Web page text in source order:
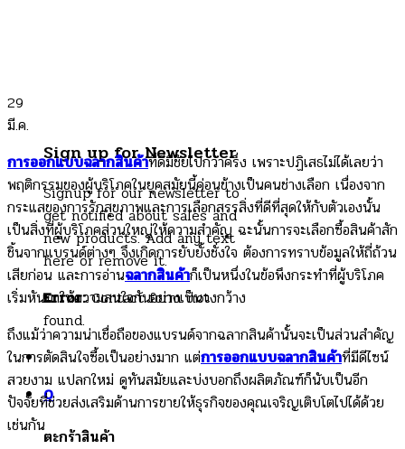
Sign up for Newsletter
Signup for our newsletter to
get notified about sales and
new products. Add any text
here or remove it.
Error:Contact form not
found.
0
ตะกร้าสินค้า
29
มี.ค.
การออกแบบฉลากสินค้าที่ดีมีชัยไปกว่าครึ่ง เพราะปฏิเสธไม่ได้เลยว่า
พฤติกรรมของผู้บริโภคในยุคสมัยนี้ค่อนข้างเป็นคนช่างเลือก เนื่องจาก
กระแสของการรักสุขภาพและการเลือกสรรสิ่งที่ดีที่สุดให้กับตัวเองนั้น
เป็นสิ่งที่ผู้บริโภคส่วนใหญ่ให้ความสำคัญ ฉะนั้นการจะเลือกซื้อสินค้าสัก
ชิ้นจากแบรนด์ต่างๆ จึงเกิดการยับยั้งชั่งใจ ต้องการทราบข้อมูลให้ถี่ถ้วน
เสียก่อน และการอ่านฉลากสินค้าก็เป็นหนึ่งในข้อพึงกระทำที่ผู้บริโภค
เริ่มหันมาให้ความสนใจกันอย่างเป็นวงกว้าง
ถึงแม้ว่าความน่าเชื่อถือของแบรนด์จากฉลากสินค้านั้นจะเป็นส่วนสำคัญ
ในการตัดสินใจซื้อเป็นอย่างมาก แต่การออกแบบฉลากสินค้าที่มีดีไซน์
สวยงาม แปลกใหม่ ดูทันสมัยและบ่งบอกถึงผลิตภัณฑ์ก็นับเป็นอีก
ปัจจัยที่ช่วยส่งเสริมด้านการขายให้ธุรกิจของคุณเจริญเติบโตไปได้ด้วย
เช่นกัน